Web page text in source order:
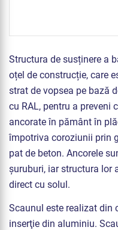
Structura de susținere a
oțel de construcție, care
strat de vopsea pe bază
cu RAL, pentru a preveni
ancorate în pământ în
împotriva coroziunii prin
pat de beton. Ancorele
șuruburi, iar structura lor
direct cu solul.
Scaunul este realizat din
inserţie din aluminiu.